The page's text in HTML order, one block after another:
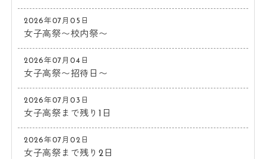
2026年07月05日
女子高祭〜校内祭〜
2026年07月04日
女子高祭〜招待日〜
2026年07月03日
女子高祭まで残り1日
2026年07月02日
女子高祭まで残り2日